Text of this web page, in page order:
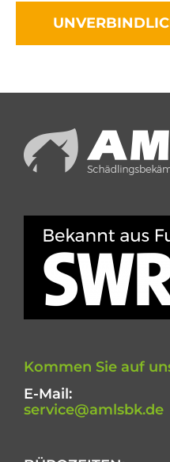
Kommen Sie auf
E-Mail:
service@amlsbk.de